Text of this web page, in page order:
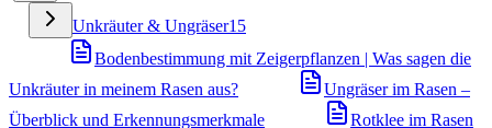
Unkräuter & Ungräser15
Bodenbestimmung mit Zeigerpflanzen | Was sagen die
Unkräuter in meinem Rasen aus?
Ungräser im Rasen –
Überblick und Erkennungsmerkmale
Rotklee im Rasen